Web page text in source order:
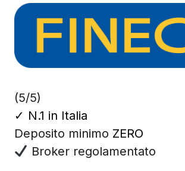
(5/5)
✓ N.1 in Italia
Deposito minimo ZERO
Broker regolamentato